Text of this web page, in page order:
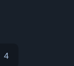
4